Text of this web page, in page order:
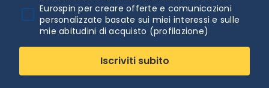
Eurospin per creare offerte e comunicazioni
personalizzate basate sui miei interessi e sulle
mie abitudini di acquisto (profilazione)
Iscriviti subito